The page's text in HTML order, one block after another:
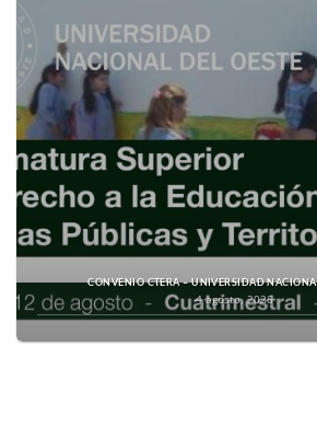
CONVENIO CTERA – UNIVERSIDAD
4 agosto, 2026